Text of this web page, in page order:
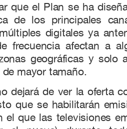
que el Plan se ha
de los principales
digitales ya
frecuencia afectan a
geográficas y solo
mayor tamaño.
dejará de ver la oferta
que se habilitarán
el que las televisiones